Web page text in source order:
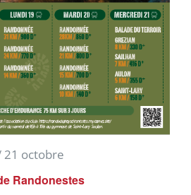
Randonestes
21 octobre